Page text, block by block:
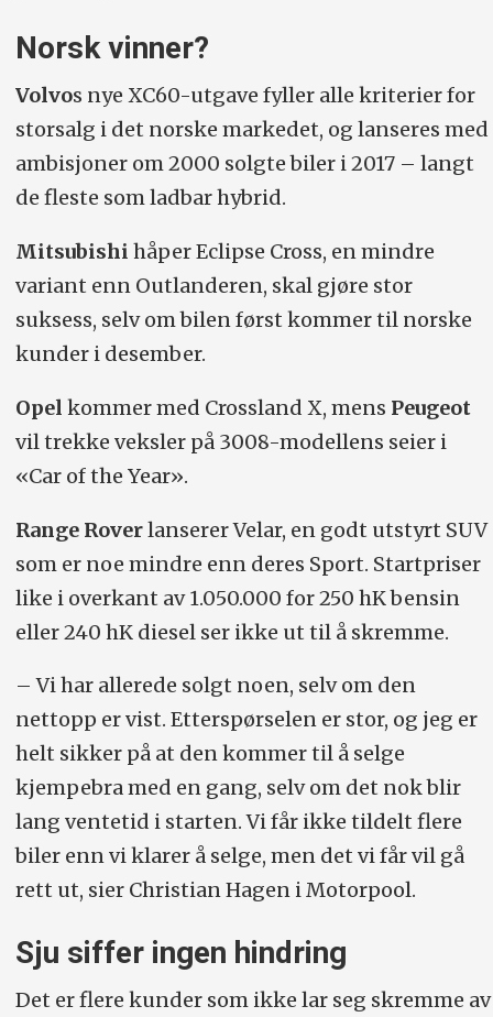
Norsk vinner?
Volvos nye XC60-utgave fyller alle kriterier for
storsalg i det norske markedet, og lanseres med
ambisjoner om 2000 solgte biler i 2017 – langt
de fleste som ladbar hybrid.
Mitsubishi håper Eclipse Cross, en mindre
variant enn Outlanderen, skal gjøre stor
suksess, selv om bilen først kommer til norske
kunder i desember.
Opel kommer med Crossland X, mens Peugeot
vil trekke veksler på 3008-modellens seier i
«Car of the Year».
Range Roverlanserer Velar, en godt utstyrt SUV
som er noe mindre enn deres Sport. Startpriser
like i overkant av 1.050.000 for 250 hK bensin
eller 240 hK diesel ser ikke ut til å skremme.
– Vi har allerede solgt noen, selv om den
nettopp er vist. Etterspørselen er stor, og jeg er
helt sikker på at den kommer til å selge
kjempebra med en gang, selv om det nok blir
lang ventetid i starten. Vi får ikke tildelt flere
biler enn vi klarer å selge, men det vi får vil gå
rett ut, sier Christian Hagen i Motorpool.
Sju siffer ingen hindring
Det er flere kunder som ikke lar seg skremme av